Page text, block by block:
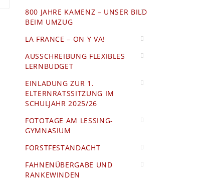
800 JAHRE KAMENZ – UNSER BILD
BEIM UMZUG
LA FRANCE – ON Y VA!
AUSSCHREIBUNG FLEXIBLES
LERNBUDGET
EINLADUNG ZUR 1.
ELTERNRATSSITZUNG IM
SCHULJAHR 2025/26
FOTOTAGE AM LESSING-
GYMNASIUM
FORSTFESTANDACHT
FAHNENÜBERGABE UND
RANKEWINDEN